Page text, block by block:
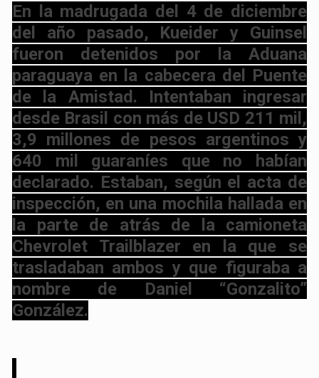
En la madrugada del 4 de diciembre
del año pasado, Kueider y Guinsel
fueron detenidos por la Aduana
paraguaya en la cabecera del Puente
de la Amistad. Intentaban ingresar
desde Brasil con más de USD 211 mil,
3,9 millones de pesos argentinos y
640 mil guaraníes que no habían
declarado. Estaban, según el acta de
inspección, en una mochila hallada en
la parte de atrás de la camioneta
Chevrolet Trailblazer en la que se
trasladaban ambos y que figuraba a
nombre de Daniel “Gonzalito”
González.